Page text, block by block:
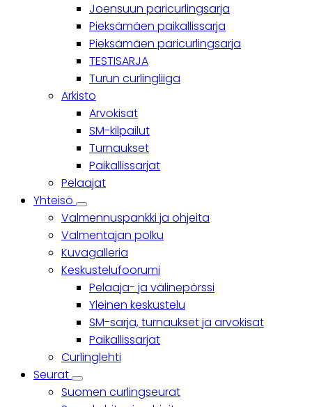
Joensuun paricurlingsarja
Pieksämäen paikallissarja
Pieksämäen paricurlingsarja
TESTISARJA
Turun curlingliiga
Arkisto
Arvokisat
SM-kilpailut
Turnaukset
Paikallissarjat
Pelaajat
Yhteisö
Yhteisö
sub-
navigation
Valmennuspankki ja ohjeita
Valmentajan polku
Kuvagalleria
Keskustelufoorumi
Pelaaja- ja välinepörssi
Yleinen keskustelu
SM-sarja, turnaukset ja arvokisat
Paikallissarjat
Curlinglehti
Seurat
Seurat
sub-
navigation
Suomen curlingseurat